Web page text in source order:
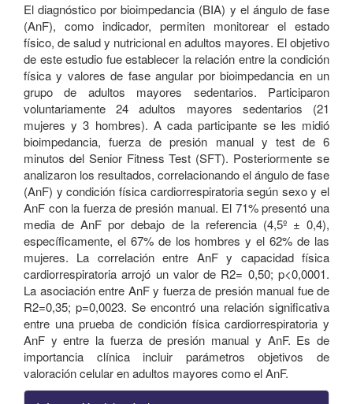
El diagnóstico por bioimpedancia (BIA) y el ángulo de fase
(AnF), como indicador, permiten monitorear el estado
físico, de salud y nutricional en adultos mayores. El objetivo
de este estudio fue establecer la relación entre la condición
física y valores de fase angular por bioimpedancia en un
grupo de adultos mayores sedentarios. Participaron
voluntariamente 24 adultos mayores sedentarios (21
mujeres y 3 hombres). A cada participante se les midió
bioimpedancia, fuerza de presión manual y test de 6
minutos del Senior Fitness Test (SFT). Posteriormente se
analizaron los resultados, correlacionando el ángulo de fase
(AnF) y condición física cardiorrespiratoria según sexo y el
AnF con la fuerza de presión manual. El 71% presentó una
media de AnF por debajo de la referencia (4,5º ± 0,4),
específicamente, el 67% de los hombres y el 62% de las
mujeres. La correlación entre AnF y capacidad física
cardiorrespiratoria arrojó un valor de R2= 0,50; p<0,0001.
La asociación entre AnF y fuerza de presión manual fue de
R2=0,35; p=0,0023. Se encontró una relación significativa
entre una prueba de condición física cardiorrespiratoria y
AnF y entre la fuerza de presión manual y AnF. Es de
importancia clínica incluir parámetros objetivos de
valoración celular en adultos mayores como el AnF.